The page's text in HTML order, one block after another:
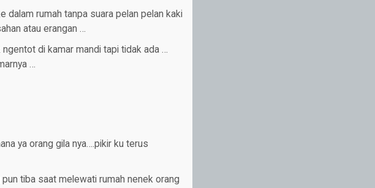
dalam rumah tanpa suara pelan pelan kaki
atau erangan …
di kamar mandi tapi tidak ada …
…
ya orang gila nya….pikir ku terus
tiba saat melewati rumah nenek orang